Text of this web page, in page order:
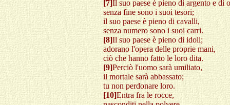
[7]Il suo paese è pieno di argento e di
senza fine sono i suoi tesori;
il suo paese è pieno di cavalli,
senza numero sono i suoi carri.
[8]Il suo paese è pieno di idoli;
adorano l'opera delle proprie mani,
ciò che hanno fatto le loro dita.
[9]Perciò l'uomo sarà umiliato,
il mortale sarà abbassato;
tu non perdonare loro.
[10]Entra fra le rocce,